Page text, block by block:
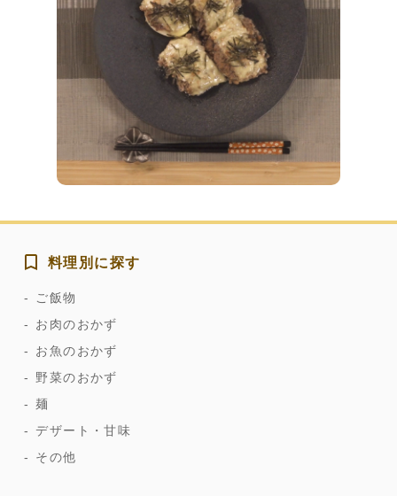
料理別に探す
ご飯物
お肉のおかず
お魚のおかず
野菜のおかず
麺
デザート・甘味
その他